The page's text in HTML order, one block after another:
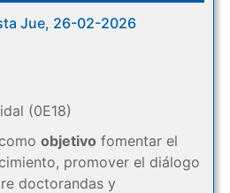
Jue, 26-02-2026
(0E18)
objetivo fomentar el
promover el diálogo
doctorandas y